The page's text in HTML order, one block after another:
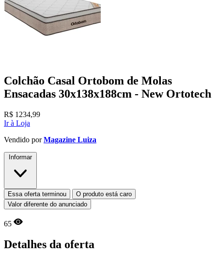
Colchão Casal Ortobom de Molas
Ensacadas 30x138x188cm - New Ortotech
R$ 1234,99
Ir à Loja
Vendido porMagazine Luiza
Informar
Essa oferta terminou
O produto está caro
Valor diferente do anunciado
65
Detalhes da oferta